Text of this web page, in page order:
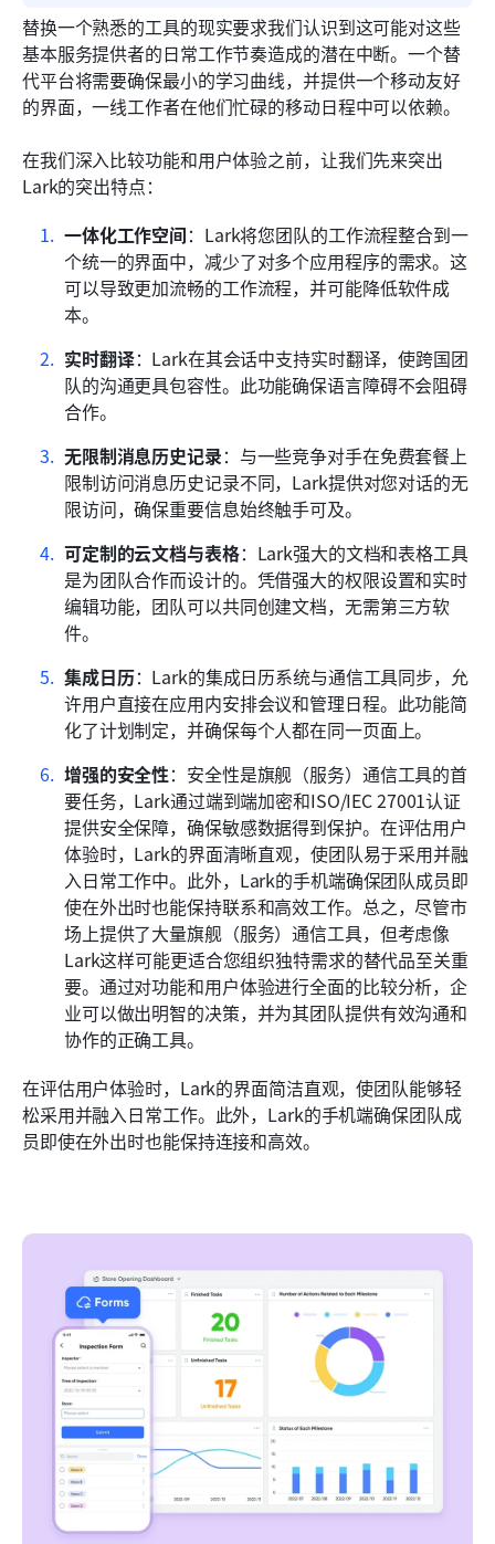
替换一个熟悉的工具的现实要求我们认识到这可能对这些
基本服务提供者的日常工作节奏造成的潜在中断。一个替
代平台将需要确保最小的学习曲线，并提供一个移动友好
的界面，一线工作者在他们忙碌的移动日程中可以依赖。
在我们深入比较功能和用户体验之前，让我们先来突出
Lark的突出特点：
一体化工作空间：Lark将您团队的工作流程整合到一
个统一的界面中，减少了对多个应用程序的需求。这
可以导致更加流畅的工作流程，并可能降低软件成
本。
实时翻译：Lark在其会话中支持实时翻译，使跨国团
队的沟通更具包容性。此功能确保语言障碍不会阻碍
合作。
无限制消息历史记录：与一些竞争对手在免费套餐上
限制访问消息历史记录不同，Lark提供对您对话的无
限访问，确保重要信息始终触手可及。
可定制的云文档与表格：Lark强大的文档和表格工具
是为团队合作而设计的。凭借强大的权限设置和实时
编辑功能，团队可以共同创建文档，无需第三方软
件。
集成日历：Lark的集成日历系统与通信工具同步，允
许用户直接在应用内安排会议和管理日程。此功能简
化了计划制定，并确保每个人都在同一页面上。
增强的安全性：安全性是旗舰（服务）通信工具的首
要任务，Lark通过端到端加密和ISO/IEC 27001认证
提供安全保障，确保敏感数据得到保护。在评估用户
体验时，Lark的界面清晰直观，使团队易于采用并融
入日常工作中。此外，Lark的手机端确保团队成员即
使在外出时也能保持联系和高效工作。总之，尽管市
场上提供了大量旗舰（服务）通信工具，但考虑像
Lark这样可能更适合您组织独特需求的替代品至关重
要。通过对功能和用户体验进行全面的比较分析，企
业可以做出明智的决策，并为其团队提供有效沟通和
协作的正确工具。
在评估用户体验时，Lark的界面简洁直观，使团队能够轻
松采用并融入日常工作。此外，Lark的手机端确保团队成
员即使在外出时也能保持连接和高效。